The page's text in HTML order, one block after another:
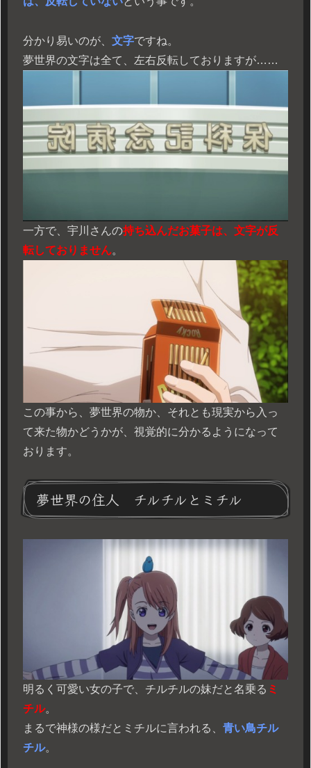
分かり易いのが、 文字ですね。
夢世界の文字は全て、左右反転しておりますが……
一方で、宇川さんの持ち込んだお菓子は、文字が反
転しておりません。
この事から、夢世界の物か、それとも現実から入っ
て来た物かどうかが、視覚的に分かるようになって
おります。
夢世界の住人 チルチルとミチル
明るく可愛い女の子で、チルチルの妹だと名乗る ミ
チル。
まるで神様の様だとミチルに言われる、 青い鳥チル
チル。